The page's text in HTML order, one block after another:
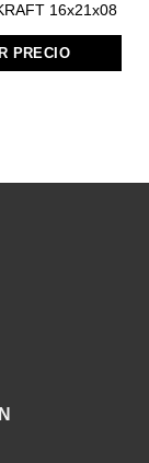
16x21x08
PRECIO